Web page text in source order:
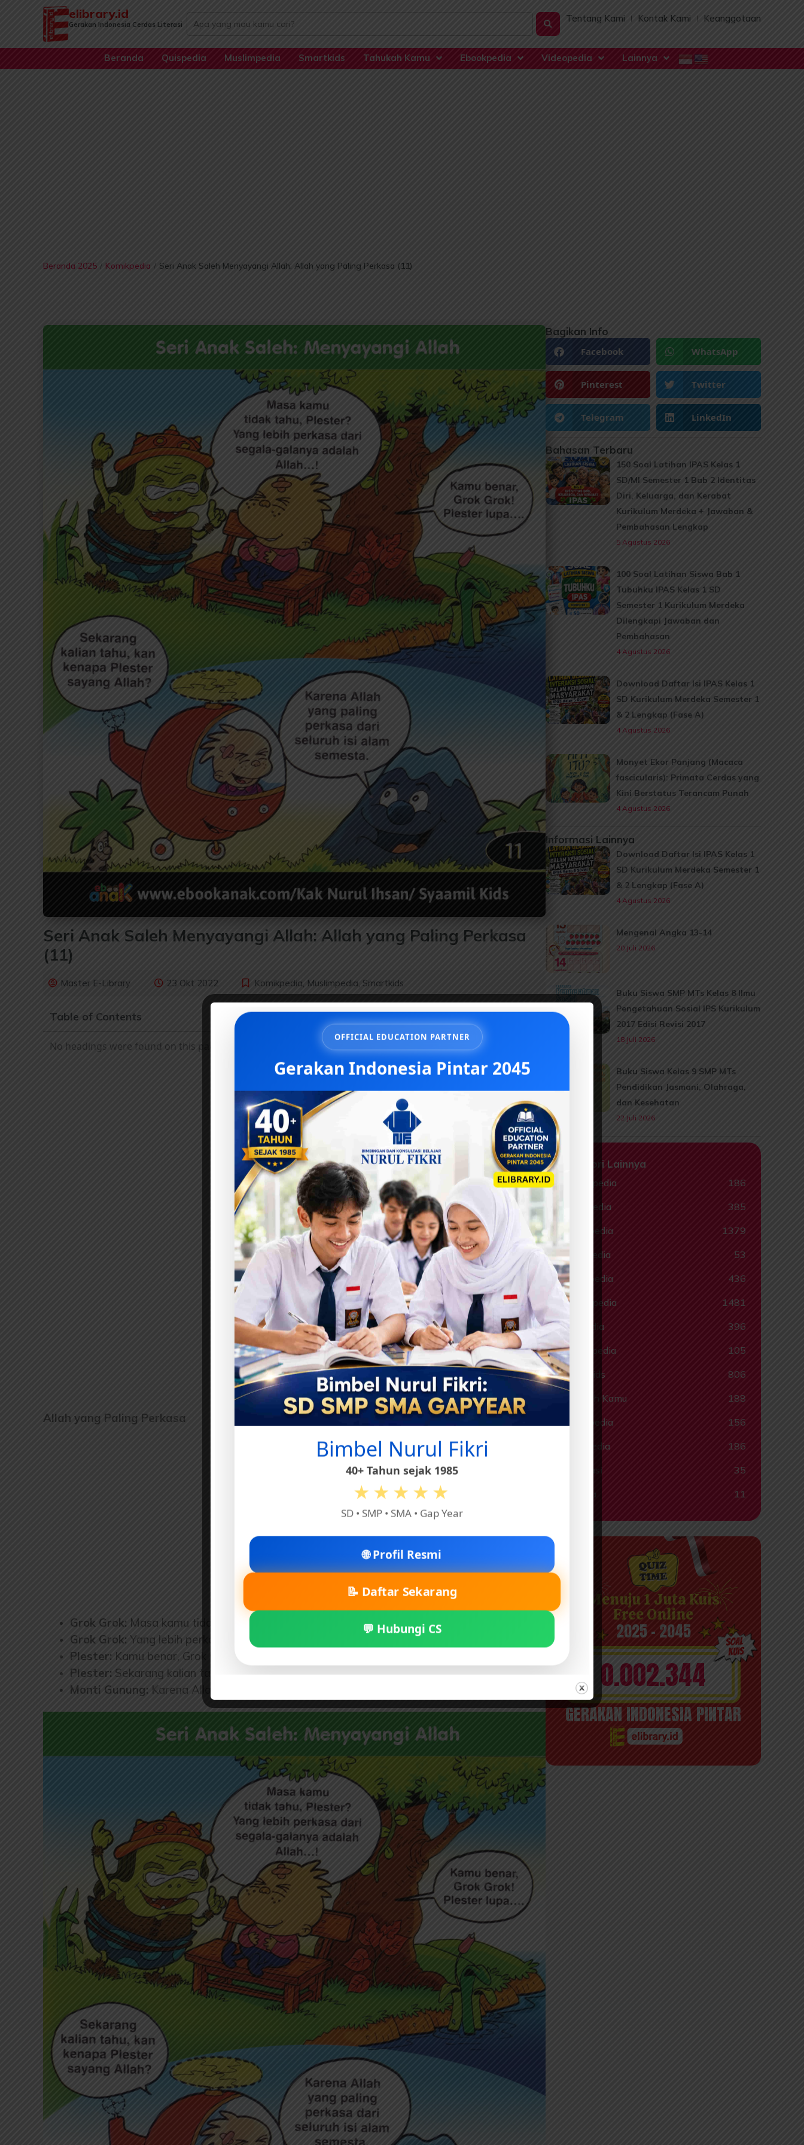
elibrary.id
Gerakan Indonesia Cerdas Literasi
Search
...
Tentang Kami Kontak Kami Keanggotaan
Beranda Quispedia Muslimpedia Smartkids Tahukah Kamu Ebookpedia Videopedia Lainnya
Beranda 2025 / Komikpedia / Seri Anak Saleh Menyayangi Allah: Allah yang Paling Perkasa (11)
Seri Anak Saleh Menyayangi Allah: Allah yang Paling Perkasa
(11)
Master E-Library 23 Okt 2022 Komikpedia Muslimpedia Smartkids
Table of Contents
No headings were found on this page.
Allah yang Paling Perkasa
Grok Grok: Masa kamu tidak tahu, Plester?
Grok Grok: Yang lebih perkasa dari segala-galanya adalah Allah!
Plester: Kamu benar, Grok Grok! Plester lupa….
Plester: Sekarang kalian tahu, kan kenapa Plester sayang Allah?
Monti Gunung: Karena Allah yang paling perkasa dari seluruh isi alam semesta.
Bagikan Info
Facebook WhatsApp
Pinterest Twitter
Telegram LinkedIn
Bahasan Terbaru
150 Soal Latihan IPAS Kelas 1
SD/MI Semester 1 Bab 2 Identitas
Diri, Keluarga, dan Kerabat
Kurikulum Merdeka + Jawaban &
Pembahasan Lengkap
5 Agustus 2026
100 Soal Latihan Siswa Bab 1
Tubuhku IPAS Kelas 1 SD
Semester 1 Kurikulum Merdeka
Dilengkapi Jawaban dan
Pembahasan
4 Agustus 2026
Download Daftar Isi IPAS Kelas 1
SD Kurikulum Merdeka Semester 1
& 2 Lengkap (Fase A)
4 Agustus 2026
Monyet Ekor Panjang (Macaca
fascicularis): Primata Cerdas yang
Kini Berstatus Terancam Punah
4 Agustus 2026
Informasi Lainnya
Download Daftar Isi IPAS Kelas 1
SD Kurikulum Merdeka Semester 1
& 2 Lengkap (Fase A)
4 Agustus 2026
Mengenal Angka 13-14
20 Juli 2026
Buku Siswa SMP MTs Kelas 8 Ilmu
Pengetahuan Sosial IPS Kurikulum
2017 Edisi Revisi 2017
18 Juli 2026
Buku Siswa Kelas 9 SMP MTs
Pendidikan Jasmani, Olahraga,
dan Kesehatan
22 Juli 2026
Kategori Lainnya
Animalpedia
186
Ceritapedia
385
Ebookpedia
1379
Hadispedia
53
Komikpedia
436
Muslimpedia
1481
Quispedia
396
Ragampedia
105
Smartkids
806
Tahukah Kamu
188
Tokohpedia
156
Videopedia
186
Informasi
35
Lainnya
11
Menuju 1 Juta Kuis
Free Online
2025 - 2045
0.002.344
GERAKAN INDONESIA PINTAR
OFFICIAL EDUCATION PARTNER
Gerakan Indonesia Pintar 2045
Bimbel Nurul Fikri
40+ Tahun sejak 1985
★★★★★
SD • SMP • SMA • Gap Year
🌐 Profil Resmi
📝 Daftar Sekarang
💬 Hubungi CS